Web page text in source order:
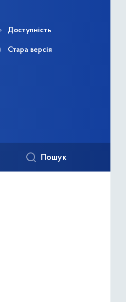
Доступність
Стара версія
Пошук